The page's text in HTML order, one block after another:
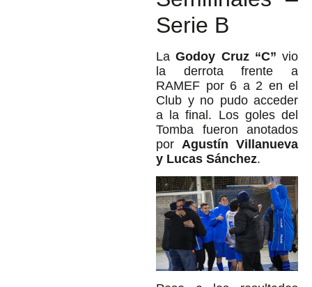
Serie B
LaGodoy Cruz “C” vio
la derrota frente a
RAMEF por 6 a 2 en el
Club y no pudo acceder
a la final. Los goles del
Tomba fueron anotados
por Agustín Villanueva
y Lucas Sánchez.